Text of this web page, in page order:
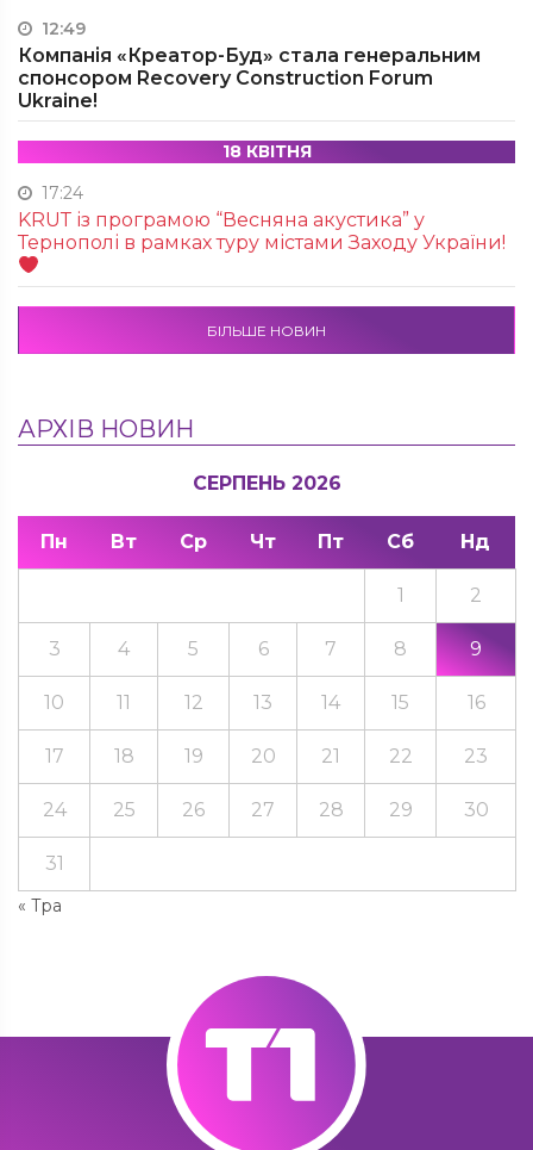
12:49
Компанія «Креатор-Буд» стала генеральним
спонсором Recovery Construction Forum
Ukraine!
18 КВІТНЯ
17:24
KRUТ із програмою “Весняна акустика” у
Тернополі в рамках туру містами Заходу України!
БІЛЬШЕ НОВИН
АРХІВ НОВИН
СЕРПЕНЬ 2026
Пн Вт Ср Чт Пт Сб Нд
« Тра
1 2
3 4 5 6 7 8 9
10 11 12 13 14 15 16
17 18 19 20 21 22 23
24 25 26 27 28 29 30
31